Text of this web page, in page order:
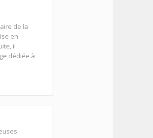
de la
en
il
dédiée à